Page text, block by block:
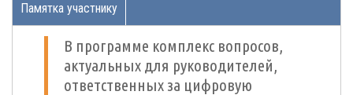
Памятка участнику
В программе комплекс вопросов,
актуальных для руководителей,
ответственных за цифровую